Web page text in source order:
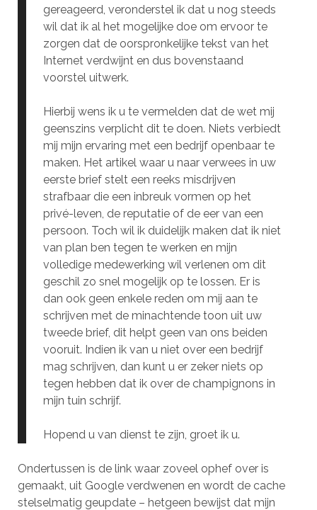
gereageerd, veronderstel ik dat u nog steeds
wil dat ik al het mogelijke doe om ervoor te
zorgen dat de oorspronkelijke tekst van het
Internet verdwijnt en dus bovenstaand
voorstel uitwerk.
Hierbij wens ik u te vermelden dat de wet mij
geenszins verplicht dit te doen. Niets verbiedt
mij mijn ervaring met een bedrijf openbaar te
maken. Het artikel waar u naar verwees in uw
eerste brief stelt een reeks misdrijven
strafbaar die een inbreuk vormen op het
privé-leven, de reputatie of de eer van een
persoon. Toch wil ik duidelijk maken dat ik niet
van plan ben tegen te werken en mijn
volledige medewerking wil verlenen om dit
geschil zo snel mogelijk op te lossen. Er is
dan ook geen enkele reden om mij aan te
schrijven met de minachtende toon uit uw
tweede brief, dit helpt geen van ons beiden
vooruit. Indien ik van u niet over een bedrijf
mag schrijven, dan kunt u er zeker niets op
tegen hebben dat ik over de champignons in
mijn tuin schrijf.
Hopend u van dienst te zijn, groet ik u.
Ondertussen is de link waar zoveel ophef over is
gemaakt, uit Google verdwenen en wordt de cache
stelselmatig geupdate – hetgeen bewijst dat mijn